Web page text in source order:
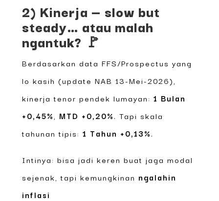
2) Kinerja — slow but
steady… atau malah
ngantuk? 🚩
Berdasarkan data FFS/Prospectus yang
lo kasih (update NAB 13-Mei-2026),
kinerja tenor pendek lumayan: 1 Bulan
+0,45%
MTD +0,20%. Tapi skala
tahunan tipis: 1 Tahun +0,13%.
Intinya: bisa jadi keren buat jaga modal
sejenak, tapi kemungkinan ngalahin
inflasi